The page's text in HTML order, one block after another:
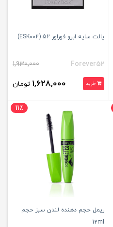
پالت سایه ابرو فوراور 52 (ESK002)
Forever52
1,930,000
خرید 1,628,000 تومان
11٪
ریمل حجم دهنده لندن سبز حجم
12ml